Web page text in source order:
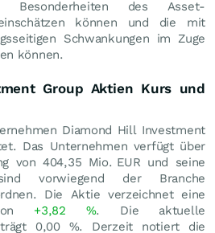
des Asset-
können und die mit
Schwankungen im Zuge
können.
Group Aktien Kurs und
Diamond Hill Investment
Das Unternehmen verfügt über
von 404,35 Mio. EUR und seine
sind vorwiegend der Branche
Die Aktie verzeichnet eine
+3,82 %. Die aktuelle
0,00 %. Derzeit notiert die